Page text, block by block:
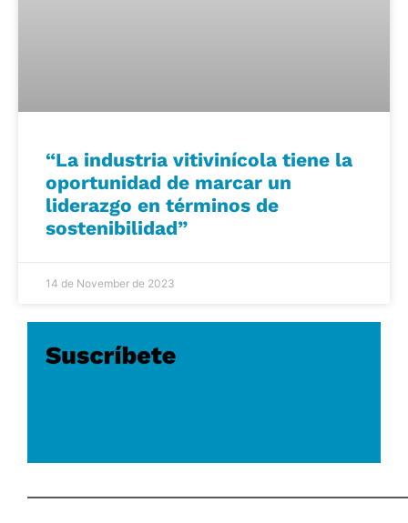
“La industria vitivinícola tiene la
oportunidad de marcar un
liderazgo en términos de
sostenibilidad”
14 de November de 2023